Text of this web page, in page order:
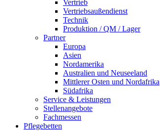
Vertrieb
Vertriebsaußendienst
Technik
Produktion / QM / Lager
Partner
Europa
Asien
Nordamerika
Australien und Neuseeland
Mittlerer Osten und Nordafrika
Südafrika
Service & Leistungen
Stellenangebote
Fachmessen
Pflegebetten